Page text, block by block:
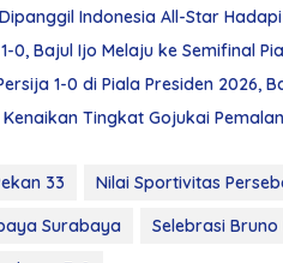
Indonesia All-Star
0, Bajul Ijo Melaju ke Semifinal
1-0 di Piala Presiden 2026,
Tingkat Gojukai
33
Nilai Sportivitas
Surabaya
Selebrasi